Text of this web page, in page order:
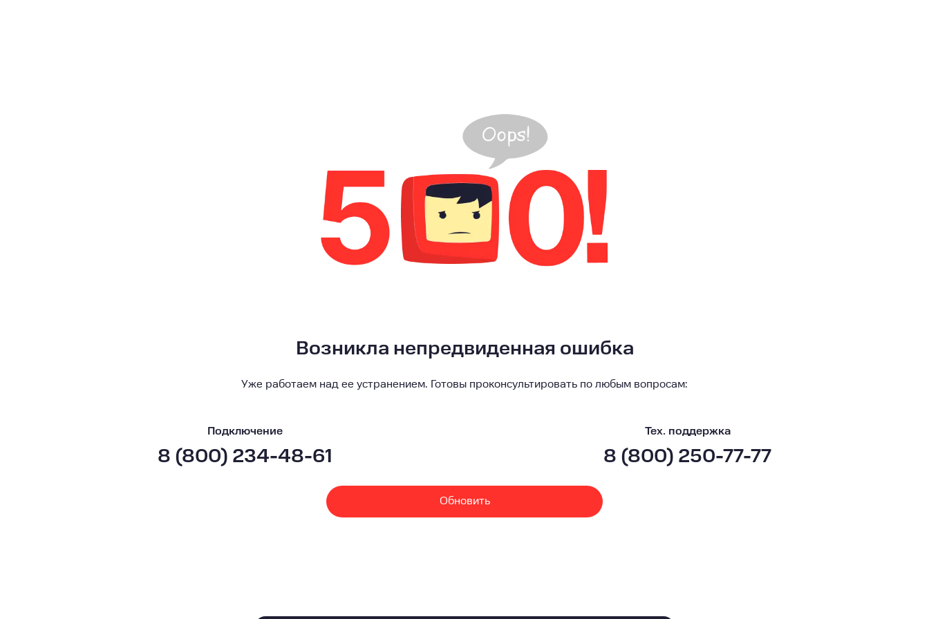
Возникла непредвиденная ошибка
Уже работаем над ее устранением. Готовы проконсультировать по любым вопросам:
Подключение
8 (800) 234-48-61
Тех. поддержка
8 (800) 250-77-77
Обновить